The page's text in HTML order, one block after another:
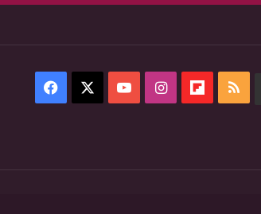
Facebook YouTubeInstagram